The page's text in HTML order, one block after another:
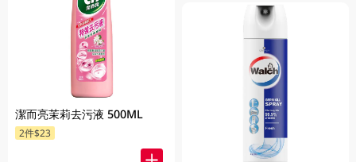
潔而亮茉莉去污液 500ML
2件$23